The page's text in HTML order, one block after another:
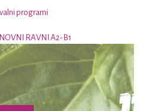
programi
RAVNI A2-B1
Next